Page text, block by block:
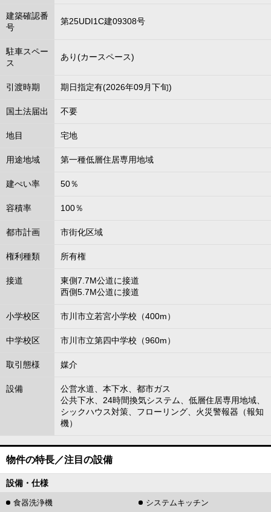
建築確認番
号
第25UDI1C建09308号
駐車スペー
ス
あり(カースペース)
引渡時期 期日指定有(2026年09月下旬)
国土法届出 不要
地目 宅地
用途地域 第一種低層住居専用地域
建ぺい率 50％
容積率 100％
都市計画 市街化区域
権利種類 所有権
接道
東側7.7M公道に接道
西側5.7M公道に接道
小学校区 市川市立若宮小学校（400m）
中学校区 市川市立第四中学校（960m）
取引態様 媒介
設備
公営水道、本下水、都市ガス
公共下水、24時間換気システム、低層住居専用地域、
シックハウス対策、フローリング、火災警報器（報知
機）
物件の特長／注目の設備
設備・仕様
食器洗浄機
システムキッチン